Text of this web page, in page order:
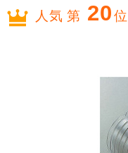
人気 第 20位